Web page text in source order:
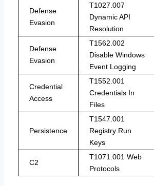
Defense
Evasion
T1027.007
Dynamic API
Resolution
Defense
Evasion
T1562.002
Disable Windows
Event Logging
Credential
Access
T1552.001
Credentials In
Files
Persistence
T1547.001
Registry Run
Keys
C2
T1071.001 Web
Protocols